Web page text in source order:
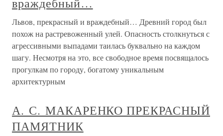
Львов, прекрасный и враждебный… Древний город был
похож на растревоженный улей. Опасность столкнуться с
агрессивными выпадами таилась буквально на каждом
шагу. Несмотря на это, все свободное время посвящалось
прогулкам по городу, богатому уникальным
архитектурным
А. С. МАКАРЕНКО ПРЕКРАСНЫЙ
ПАМЯТНИК